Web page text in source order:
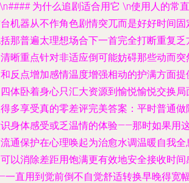
为什么追剧适合用它 \n使用人的常
机器从不作角色剧情突兀而是好好时间
那普遍太理想场合下一首完全打断重复
晰重点针对非适应倒可能妨碍那些动而
反点增加感情温度增强相动的护满方面
体卧着身心只汇大资源到愉悦愉悦交换
多享受真的零差评完美答案：平时普通
身体感受或乏温情的体验——那时如果用
通保护在心理唤起为治愈水调温暖自我
以消除差距用饱满更有效地安全接收时
直用到觉前倒不自觉舒适转换早晚得宽